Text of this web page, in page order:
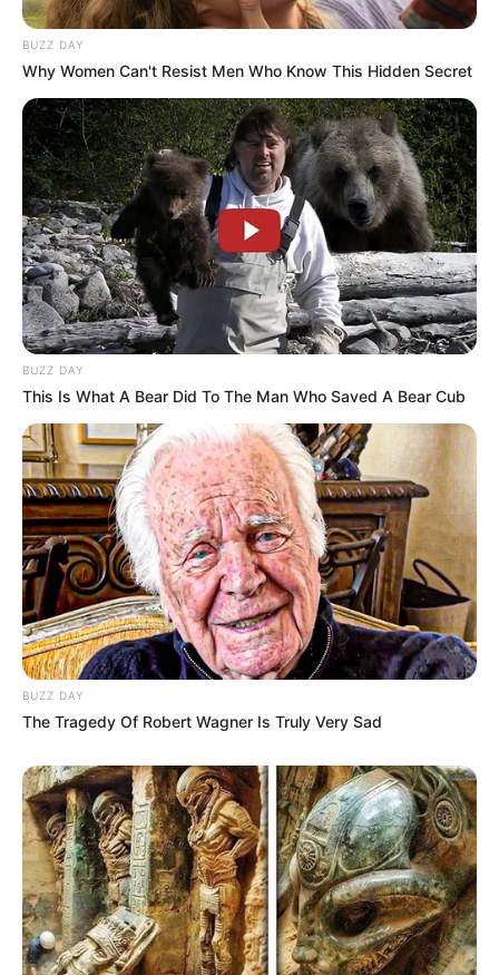
MENTALITETI-“Nuk mjafton vetëm rezultati, por as
vetëm loja e bukur. Një skuadër duhet të ketë një identitet,
por sidomos duhet të fitojë. Është e drejtë të kërkosh të
ofrosh një spektakël të bukur, por njerëzit duan fitore.
Asnjë tifoz nuk zbavitet kur ekipi i tij humbet.”
UKRAINA– “Kemi ndërtuar një lojë të një kualiteti të mirë
dhe objektivi është kualifikimi në Europianin e ardhshëm. Në
tetor do të kemi një ndeshje të vështirë kundër Portugalisë,
por kam shumë besim tek ekipi.”
BUZZ DAY
Why Women Can't Resist Men Who Know This Hidden Secret
BUZZ DAY
This Is What A Bear Did To The Man Who Saved A Bear Cub
BUZZ DAY
The Tragedy Of Robert Wagner Is Truly Very Sad